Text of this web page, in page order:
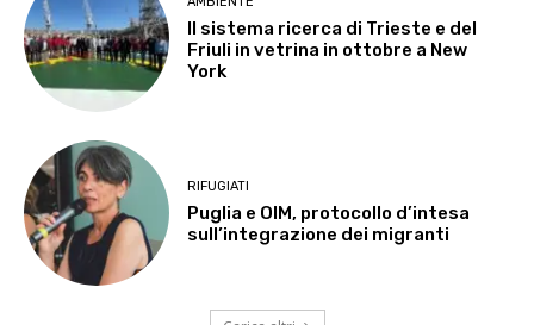
Il sistema ricerca di Trieste e del
Friuli in vetrina in ottobre a New
York
RIFUGIATI
Puglia e OIM, protocollo d’intesa
sull’integrazione dei migranti